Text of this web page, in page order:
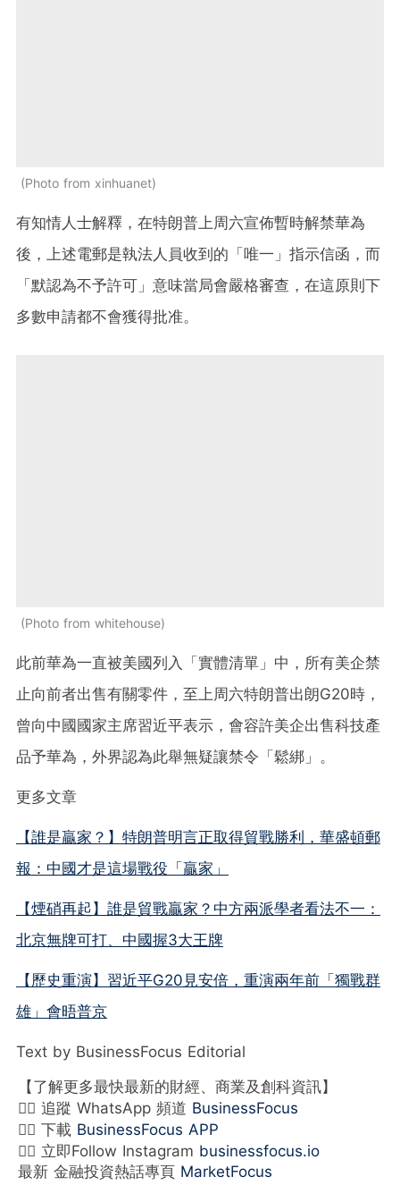
Photo from xinhuanet
有知情人士解釋，在特朗普上周六宣佈暫時解禁華為
後，上述電郵是執法人員收到的「唯一」指示信函，而
「默認為不予許可」意味當局會嚴格審查，在這原則下
多數申請都不會獲得批准。
Photo from whitehouse
此前華為一直被美國列入「實體清單」中，所有美企禁
止向前者出售有關零件，至上周六特朗普出朗G20時，
曾向中國國家主席習近平表示，會容許美企出售科技產
品予華為，外界認為此舉無疑讓禁令「鬆綁」。
更多文章
【誰是贏家？】特朗普明言正取得貿戰勝利，華盛頓郵
報：中國才是這場戰役「贏家」
【煙硝再起】誰是貿戰贏家？中方兩派學者看法不一：
北京無牌可打、中國握3大王牌
【歷史重演】習近平G20見安倍，重演兩年前「獨戰群
雄」會晤普京
Text by BusinessFocus Editorial
【了解更多最快最新的財經、商業及創科資訊】
👉🏻 追蹤 WhatsApp 頻道 BusinessFocus
👉🏻 下載 BusinessFocus APP
👉🏻 立即Follow Instagram businessfocus.io
最新 金融投資熱話專頁 MarketFocus